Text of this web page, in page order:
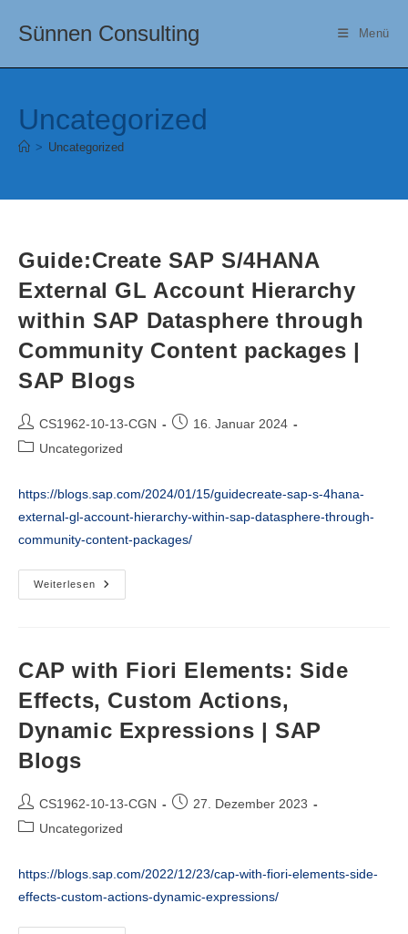
InhaltSünnen Consulting Menü
Uncategorized
> Uncategorized
Guide:Create SAP S/4HANA
External GL Account Hierarchy
within SAP Datasphere through
Community Content packages |
SAP Blogs
Beitrags-
Autor:
CS1962-10-13-CGN
Beitrag16. Januar 2024
Beitrags-
Uncategorized
https://blogs.sap.com/2024/01/15/guidecreate-sap-s-4hana-
external-gl-account-hierarchy-within-sap-datasphere-through-
community-content-packages/
Weiterlesen
Guide:Create
SAP
Hierarchy
Within
Datasphere
Through
Community
Content
CAP with Fiori Elements: Side
Effects, Custom Actions,
Dynamic Expressions | SAP
Blogs
Beitrags-
Autor:
CS1962-10-13-CGN
Beitrag27. Dezember 2023
Beitrags-
Uncategorized
https://blogs.sap.com/2022/12/23/cap-with-fiori-elements-side-
effects-custom-actions-dynamic-expressions/